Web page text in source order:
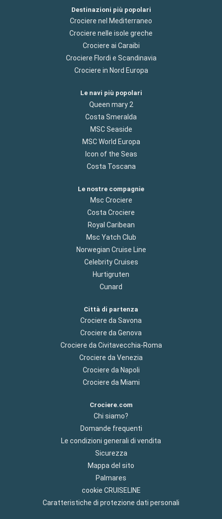
Destinazioni più popolari
Crociere nel Mediterraneo
Crociere nelle isole greche
Crociere ai Caraibi
Crociere Flordi e Scandinavia
Crociere in Nord Europa
Le navi più popolari
Queen mary 2
Costa Smeralda
MSC Seaside
MSC World Europa
Icon of the Seas
Costa Toscana
Le nostre compagnie
Msc Crociere
Costa Crociere
Royal Caribean
Msc Yatch Club
Norwegian Cruise Line
Celebrity Cruises
Hurtigruten
Cunard
Città di partenza
Crociere da Savona
Crociere da Genova
Crociere da Civitavecchia-Roma
Crociere da Venezia
Crociere da Napoli
Crociere da Miami
Crociere.com
Chi siamo?
Domande frequenti
Le condizioni generali di vendita
Sicurezza
Mappa del sito
Palmares
cookie CRUISELINE
Caratteristiche di protezione dati personali